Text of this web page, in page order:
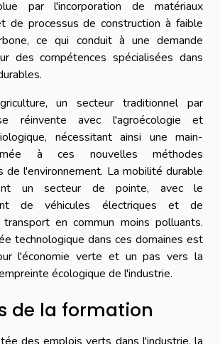
par l'incorporation de matériaux
de processus de construction à faible
ce qui conduit à une demande
des compétences spécialisées dans
un secteur traditionnel par
réinvente avec l'agroécologie et
nécessitant ainsi une main-
à ces nouvelles méthodes
de l'environnement. La mobilité durable
un secteur de pointe, avec le
de véhicules électriques et de
en commun moins polluants.
technologique dans ces domaines est
l'économie verte et un pas vers la
écologique de l'industrie.
de la formation